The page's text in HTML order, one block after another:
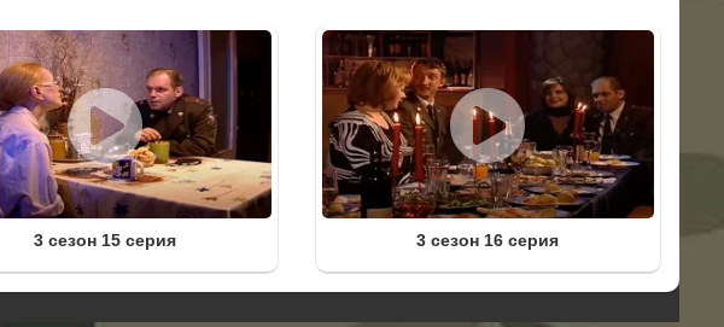
3 сезон 15 серия 3 сезон 16 серия